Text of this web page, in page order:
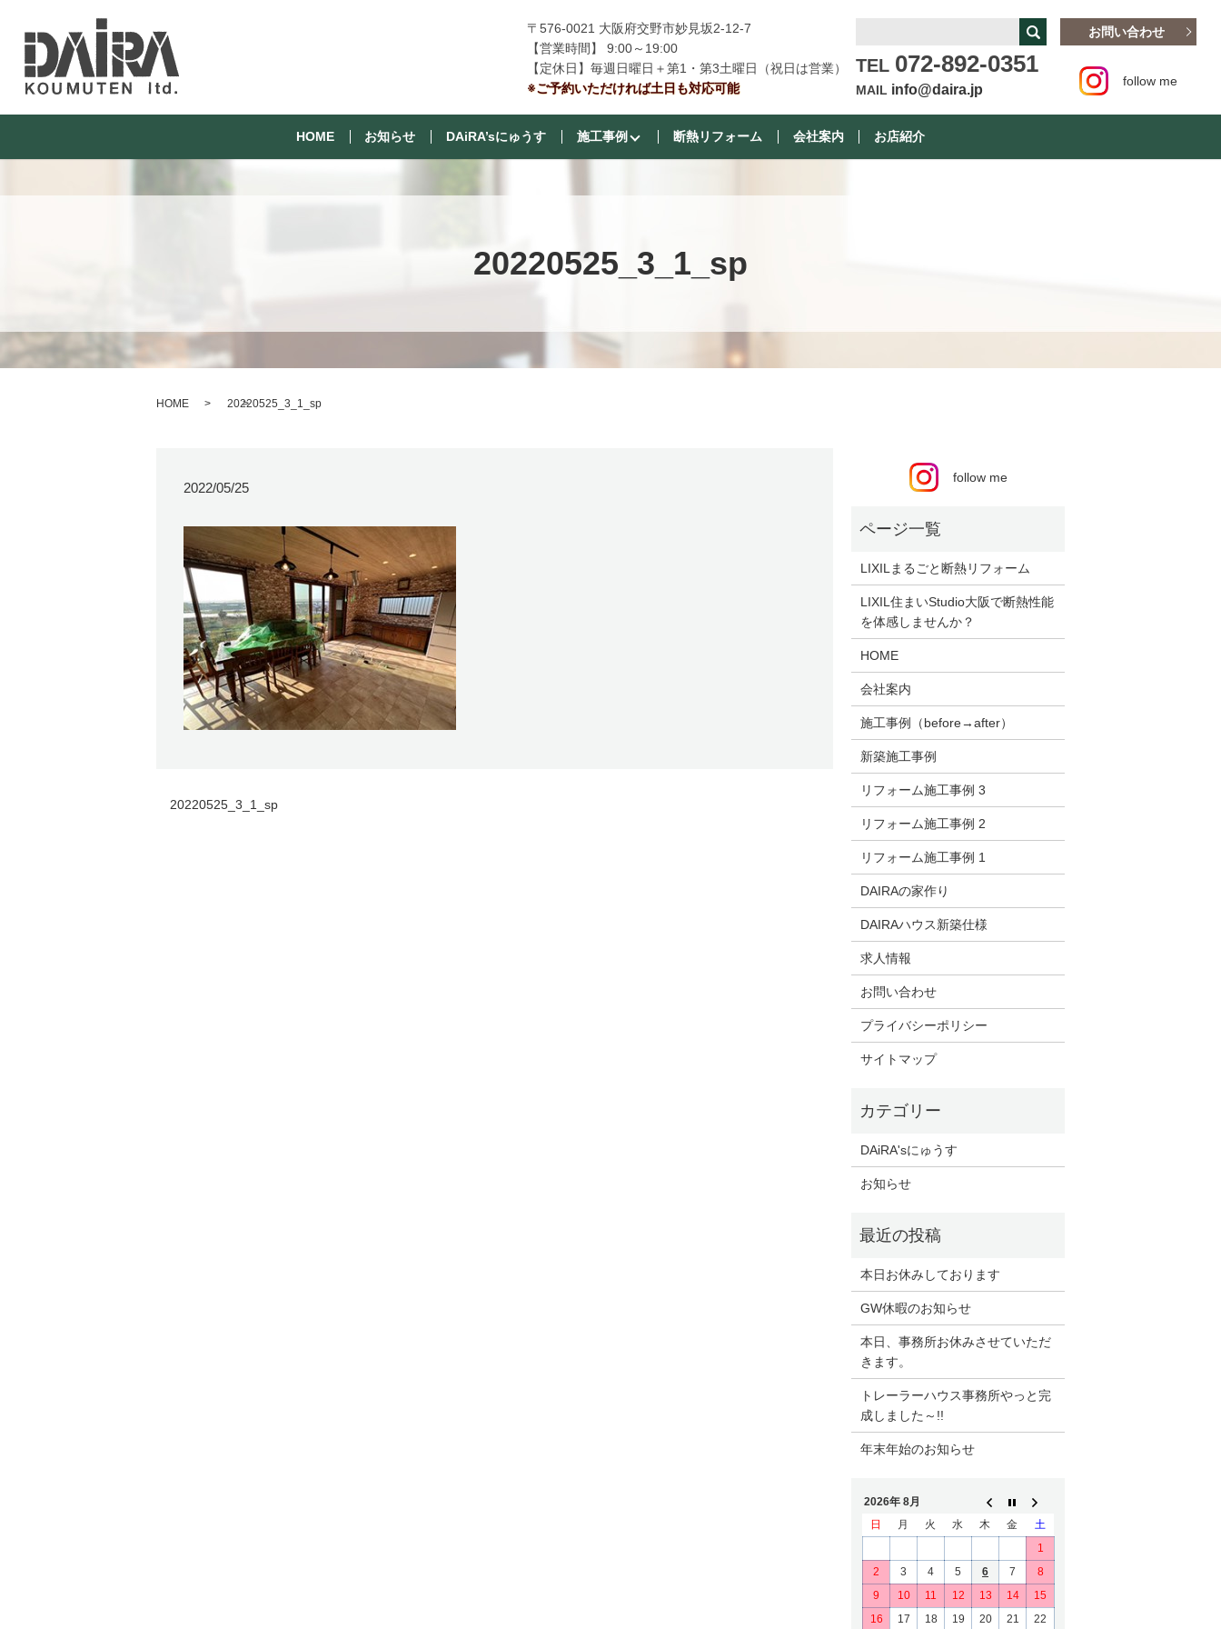
〒576-0021 大阪府交野市妙見坂2-12-7
【営業時間】 9:00～19:00
【定休日】毎週日曜日＋第1・第3土曜日（祝日は営業）
※ご予約いただければ土日も対応可能
TEL 072-892-0351
MAIL info@daira.jp
お問い合わせ
follow me
HOME お知らせ DAiRA’sにゅうす 施工事例 断熱リフォーム 会社案内 お店紹介
20220525_3_1_sp
HOME 20220525_3_1_sp
2022/05/25
20220525_3_1_sp
follow me
LIXILまるごと断熱リフォーム
LIXIL住まいStudio大阪で断熱性能
を体感しませんか？
HOME
会社案内
施工事例（before→after）
新築施工事例
リフォーム施工事例 3
リフォーム施工事例 2
リフォーム施工事例 1
DAIRAの家作り
DAIRAハウス新築仕様
求人情報
お問い合わせ
プライバシーポリシー
サイトマップ
DAiRA'sにゅうす
お知らせ
本日お休みしております
GW休暇のお知らせ
本日、事務所お休みさせていただ
きます。
トレーラーハウス事務所やっと完
成しました～!!
年末年始のお知らせ
2026年 8月
日
月 火 水 木 金
土
1
2
3 4 5 6 7
8
9
10 11 12 13 14
15
16
17 18 19 20 21 22